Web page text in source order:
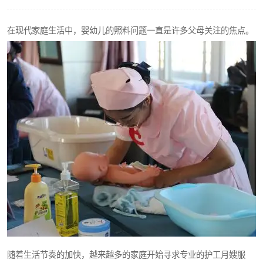
在现代家庭生活中，婴幼儿的照料问题一直是许多父母关注的焦点。
随着生活节奏的加快，越来越多的家庭开始寻求专业的护工月嫂服